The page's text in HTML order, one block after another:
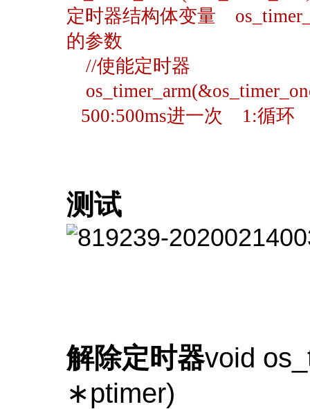
定时器结构体变量
的参数
//使能定时器
500:500ms进一次 1:循环
测试
解除定时器void
∗ptimer)